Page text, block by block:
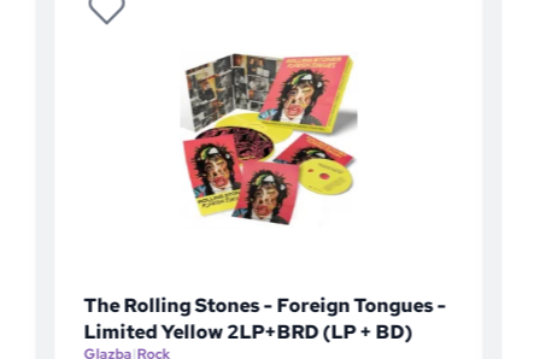
The Rolling Stones - Foreign Tongues -
Limited Yellow 2LP+BRD (LP + BD)
Glazba|Rock